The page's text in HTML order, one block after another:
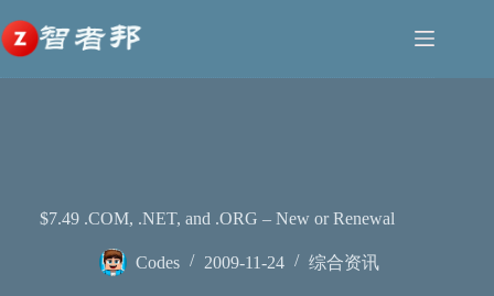
至
内
容
$7.49 .COM, .NET, and .ORG – New or Renewal
Codes 2009-11-24 综合资讯